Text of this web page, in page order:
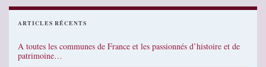
ARTICLES RÉCENTS
A toutes les communes de France et les passionnés d’histoire et de
patrimoine…